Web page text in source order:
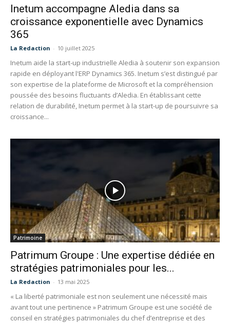
Inetum accompagne Aledia dans sa
croissance exponentielle avec Dynamics
365
La Redaction - 10 juillet 2025
Inetum aide la start-up industrielle Aledia à soutenir son expansion
rapide en déployant l'ERP Dynamics 365. Inetum s’est distingué par
son expertise de la plateforme de Microsoft et la compréhension
poussée des besoins fluctuants d’Aledia. En établissant cette
relation de durabilité, Inetum permet à la start-up de poursuivre sa
croissance...
Patrimoine
Patrimum Groupe : Une expertise dédiée en
stratégies patrimoniales pour les...
La Redaction - 13 mai 2025
« La liberté patrimoniale est non seulement une nécessité mais
avant tout une pertinence » Patrimum Groupe est une société de
conseil en stratégies patrimoniales du chef d’entreprise et des